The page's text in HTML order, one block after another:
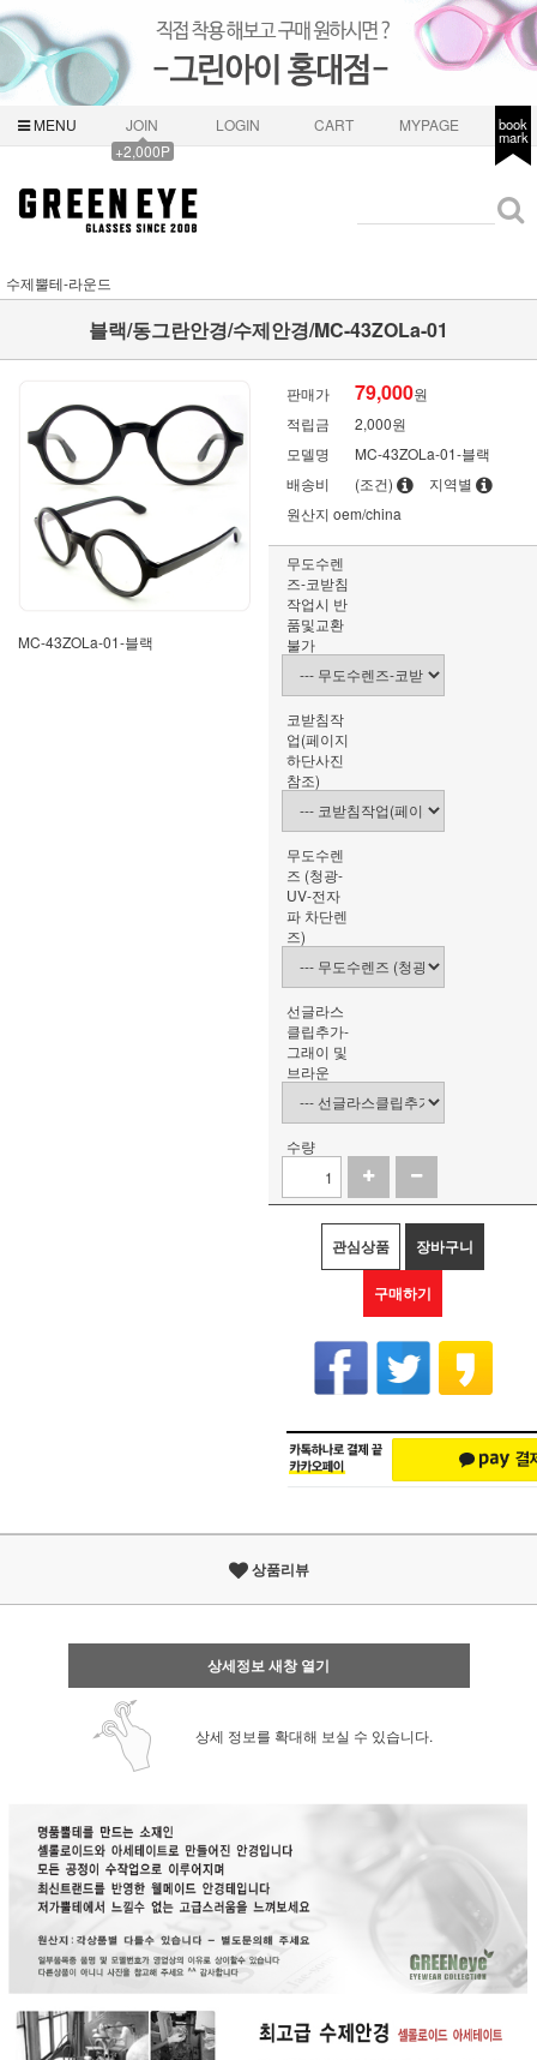
MENU
JOIN
+2,000P
LOGIN CART MYPAGE book
mark
수제뿔테-라운드
블랙/동그란안경/수제안경/MC-43ZOLa-01
MC-43ZOLa-01-블랙
판매가 79,000원
적립금
2,000원
모델명
MC-43ZOLa-01-블랙
배송비
(조건)
지역별
원산지 oem/china
무도수렌
즈-코받침
작업시 반
품및교환
불가
코받침작
업(페이지
하단사진
참조)
무도수렌
즈 (청광-
UV-전자
파 차단렌
즈)
선글라스
클립추가-
그래이 및
브라운
수량
관심상품 장바구니
구매하기
상품리뷰
상세정보 새창 열기
상세 정보를 확대해 보실 수 있습니다.